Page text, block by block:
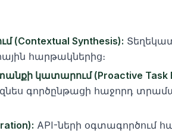
Synthesis):
հարթակներից։
կատարում (Proactive Task
գործընթացի հաջորդ
API-ների օգտագործում